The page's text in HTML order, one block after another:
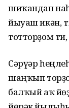
шиҡандап
йыуаш икән,
тотторҙом
Сәрүәр
шаңҡып
балҡый аҡ